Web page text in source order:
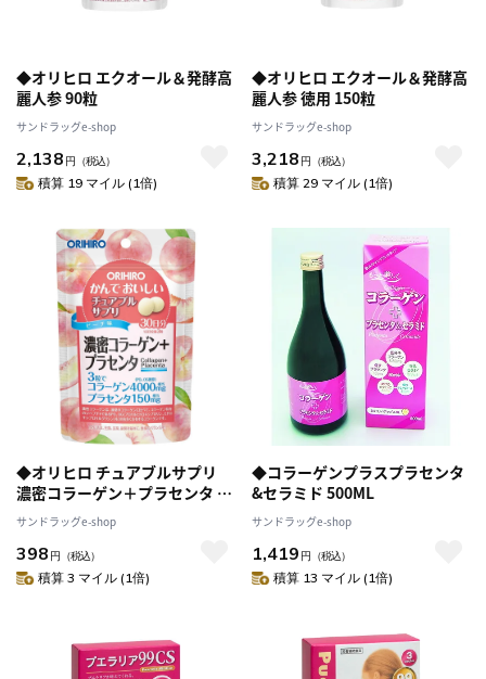
◆オリヒロ エクオール＆発酵高
麗人参 90粒
サンドラッグe-shop
2,138 円 （税込）
積算 19 マイル (1倍)
◆オリヒロ エクオール＆発酵高
麗人参 徳用 150粒
サンドラッグe-shop
3,218 円 （税込）
積算 29 マイル (1倍)
◆オリヒロ チュアブルサプリ
濃密コラーゲン＋プラセンタ 90
粒
サンドラッグe-shop
398 円 （税込）
積算 3 マイル (1倍)
◆コラーゲンプラスプラセンタ
&セラミド 500ML
サンドラッグe-shop
1,419 円 （税込）
積算 13 マイル (1倍)